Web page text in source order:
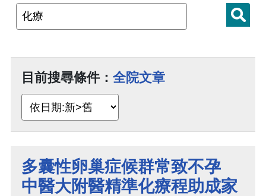
目前搜尋條件： 全院文章
多囊性卵巢症候群常致不孕
中醫大附醫精準化療程助成家